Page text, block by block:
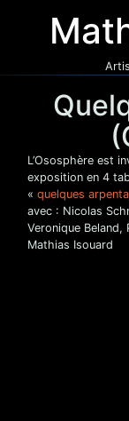
L’Ososphère est
exposition en 4
« quelques
avec : Nicolas
Veronique Beland,
Mathias Isouard